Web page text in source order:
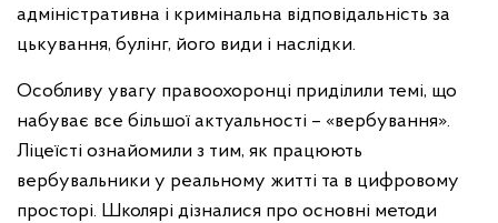
адміністративна і кримінальна відповідальність за
цькування, булінг, його види і наслідки.
Особливу увагу правоохоронці приділили темі, що
набуває все більшої актуальності – «вербування».
Ліцеїсті ознайомили з тим, як працюють
вербувальники у реальному житті та в цифровому
просторі. Школярі дізналися про основні методи